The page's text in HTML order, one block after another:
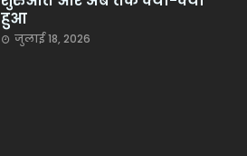
हुआ
जुलाई 18, 2026